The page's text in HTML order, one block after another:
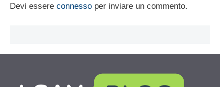
Devi essere connesso per inviare un commento.